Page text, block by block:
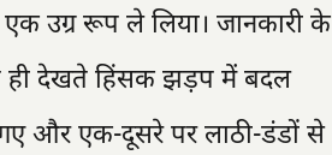
एक उग्र रूप ले लिया। जानकारी के
ही देखते हिंसक झड़प में बदल
और एक-दूसरे पर लाठी-डंडों से